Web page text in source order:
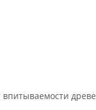
впитываемости